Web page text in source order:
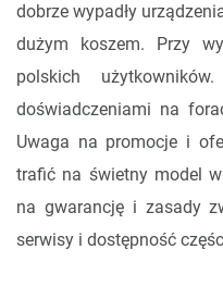
dobrze wypadły
dużym koszem. Przy
polskich
doświadczeniami na
Uwaga na promocje i
trafić na świetny model
na gwarancję i zasady
serwisy i dostępność